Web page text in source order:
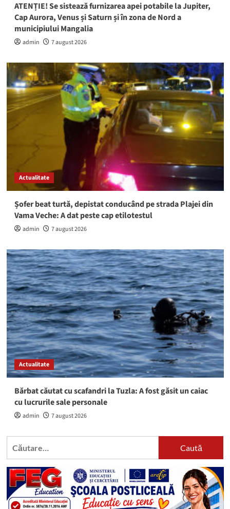
ATENȚIE! Se sistează furnizarea apei potabile la Jupiter,
Cap Aurora, Venus și Saturn și în zona de Nord a
municipiului Mangalia
admin 7 august 2026
Actualitate
Șofer beat turtă, depistat conducând pe strada Plajei din
Vama Veche: A dat peste cap etilotestul
admin 7 august 2026
Actualitate
Bărbat căutat cu scafandri la Tuzla: A fost găsit un caiac
cu lucrurile sale personale
admin 7 august 2026
Caută